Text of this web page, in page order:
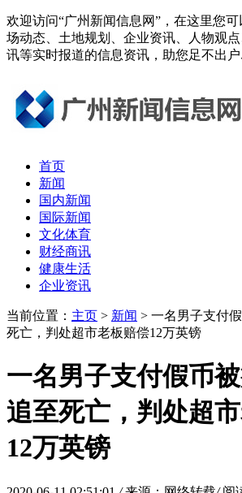
欢迎访问“广州新闻信息网”，在这里您
场动态、土地规划、企业资讯、人物观
讯等实时报道的信息资讯，助您足不出户
首页
新闻
国内新闻
国际新闻
文化体育
财经商讯
健康生活
企业资讯
当前位置： 主页 > 新闻 > 一名男子支付
死亡，判处超市老板赔偿12万英镑
一名男子支付假币
追至死亡，判处超
12万英镑